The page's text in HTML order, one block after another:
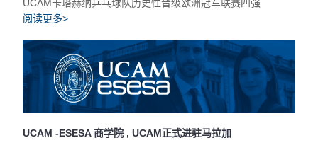
UCAM卡塔赫纳乒乓球队历史性晋级欧洲冠军联赛四强
阅读更多>
UCAM -ESESA 商学院 , UCAM正式进驻马拉加